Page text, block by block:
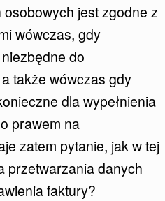
jest zgodne z
wówczas, gdy
do
także wówczas gdy
dla wypełnienia
prawem na
zatem pytanie, jak w tej
przetwarzania danych
faktury?